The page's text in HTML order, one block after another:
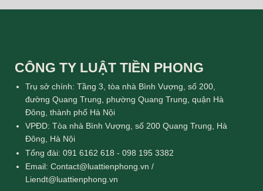
CÔNG TY LUẬT TIỀN PHONG
Trụ sở chính: Tầng 3, tòa nhà Bình Vượng, số 200,
đường Quang Trung, phường Quang Trung, quận Hà
Đông, thành phố Hà Nội
VPĐD: Tòa nhà Bình Vượng, số 200 Quang Trung, Hà
Đông, Hà Nội
Tổng đài: 091 6162 618 - 098 195 3382
Email: Contact@luattienphong.vn /
Liendt@luattienphong.vn